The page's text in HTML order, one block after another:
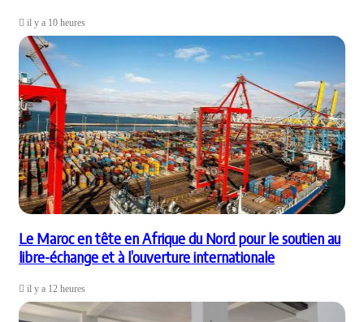
il y a 10 heures
Le Maroc en tête en Afrique du Nord pour le soutien au
libre-échange et à l’ouverture internationale
il y a 12 heures